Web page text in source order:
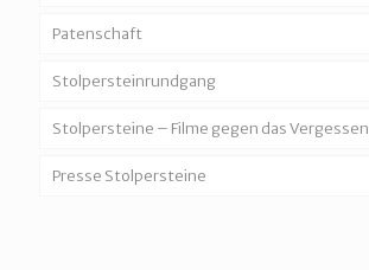
Patenschaft
Stolpersteinrundgang
Stolpersteine – Filme gegen das Vergessen
Presse Stolpersteine